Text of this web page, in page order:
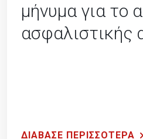
μήνυμα για το
ασφαλιστικής
ΔΙΑΒΑΣΕ ΠΕΡΙΣΣΟΤΕΡΑ